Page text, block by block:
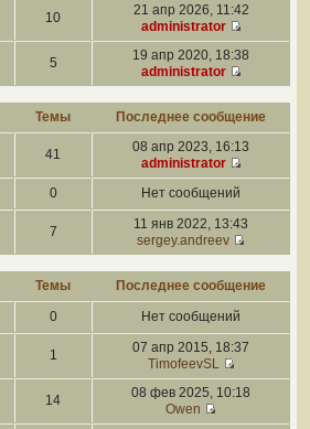
10
21 апр 2026, 11:42
administrator
5
19 апр 2020, 18:38
administrator
Темы Последнее сообщение
41
08 апр 2023, 16:13
administrator
0 Нет сообщений
7
11 янв 2022, 13:43
sergey.andreev
Темы Последнее сообщение
0 Нет сообщений
1
07 апр 2015, 18:37
TimofeevSL
14
08 фев 2025, 10:18
Owen